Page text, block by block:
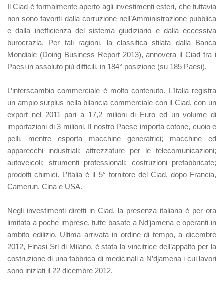
Il Ciad è formalmente aperto agli investimenti esteri, che tuttavia
non sono favoriti dalla corruzione nell’Amministrazione pubblica
e dalla inefficienza del sistema giudiziario e dalla eccessiva
burocrazia. Per tali ragioni, la classifica stilata dalla Banca
Mondiale (Doing Business Report 2013), annovera il Ciad tra i
Paesi in assoluto più difficili, in 184° posizione (su 185 Paesi).
L’interscambio commerciale è molto contenuto. L’Italia registra
un ampio surplus nella bilancia commerciale con il Ciad, con un
export nel 2011 pari a 17,2 milioni di Euro ed un volume di
importazioni di 3 milioni. Il nostro Paese importa cotone, cuoio e
pelli, mentre esporta macchine generatrici; macchine ed
apparecchi industriali; attrezzature per le telecomunicazioni;
autoveicoli; strumenti professionali; costruzioni prefabbricate;
prodotti chimici. L’Italia è il 5° fornitore del Ciad, dopo Francia,
Camerun, Cina e USA.
Negli investimenti diretti in Ciad, la presenza italiana è per ora
limitata a poche imprese, tutte basate a Nd’jamena e operanti in
ambito edilizio. Ultima arrivata in ordine di tempo, a dicembre
2012, Finasi Srl di Milano, è stata la vincitrice dell’appalto per la
costruzione di una fabbrica di medicinali a N’djamena i cui lavori
sono iniziati il 22 dicembre 2012.